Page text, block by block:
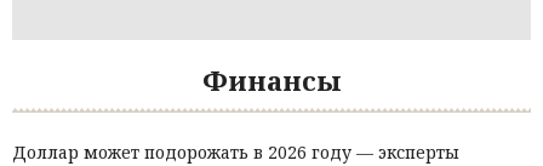
Финансы
Доллар может подорожать в 2026 году — эксперты